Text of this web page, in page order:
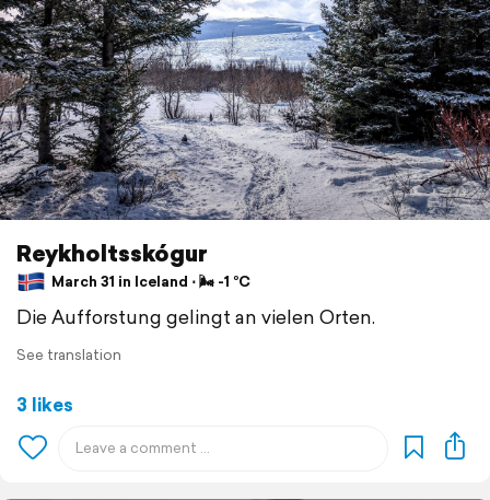
Reykholtsskógur
March 31 in Iceland ⋅ 🌬 -1 °C
Die Aufforstung gelingt an vielen Orten.
See translation
3 likes